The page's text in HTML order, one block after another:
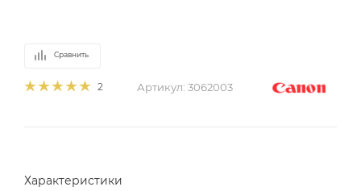
Сравнить
2 Артикул: 3062003
Характеристики